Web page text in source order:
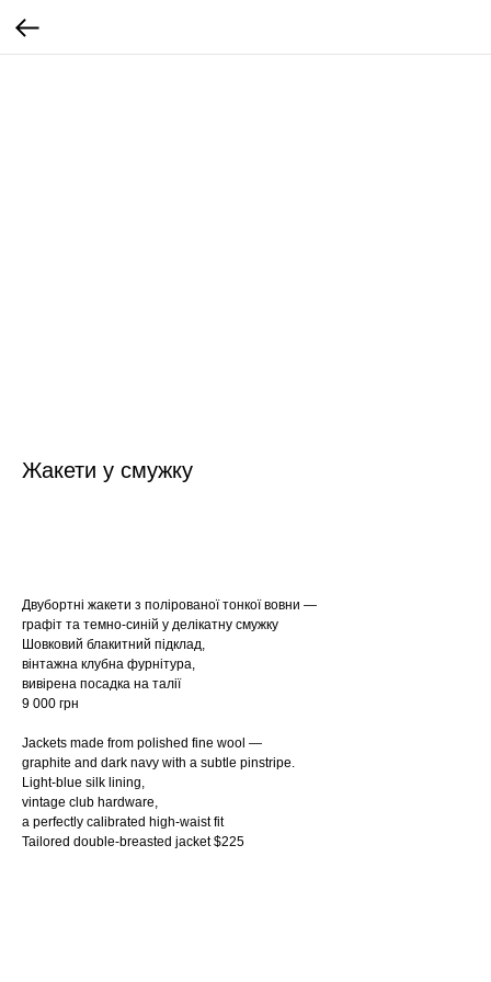
Жакети у смужку
Двубортні жакети з полірованої тонкої вовни —
графіт та темно-синій у делікатну смужку
Шовковий блакитний підклад,
вінтажна клубна фурнітура,
вивірена посадка на талії
9 000 грн
Jackets made from polished fine wool —
graphite and dark navy with a subtle pinstripe.
Light-blue silk lining,
vintage club hardware,
a perfectly calibrated high-waist fit
Tailored double-breasted jacket $225